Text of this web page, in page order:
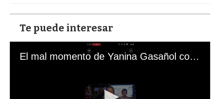
Te puede interesar
El mal momento de Yanina Gasañol con un hincha argentino en "Subrayado"